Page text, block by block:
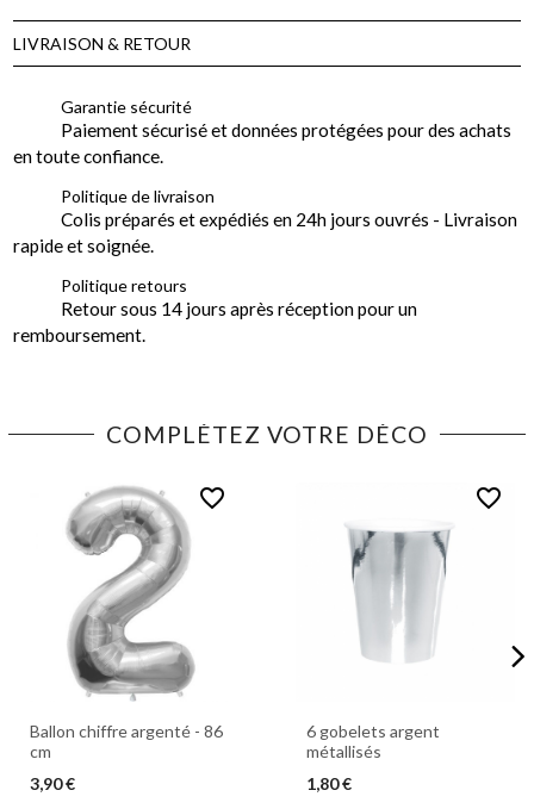
LIVRAISON & RETOUR
Garantie sécurité
Paiement sécurisé et données protégées pour des achats
en toute confiance.
Politique de livraison
Colis préparés et expédiés en 24h jours ouvrés - Livraison
rapide et soignée.
Politique retours
Retour sous 14 jours après réception pour un
remboursement.
COMPLÉTEZ VOTRE DÉCO
favorite_border
Ballon chiffre argenté - 86
cm
3,90 €
favorite_border
6 gobelets argent
métallisés
1,80 €